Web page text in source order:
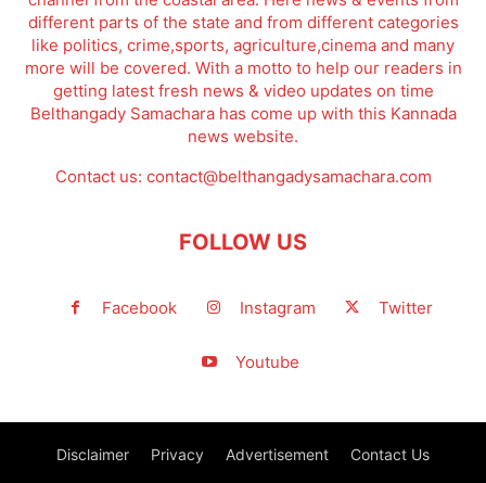
different parts of the state and from different categories
like politics, crime,sports, agriculture,cinema and many
more will be covered. With a motto to help our readers in
getting latest fresh news & video updates on time
Belthangady Samachara has come up with this Kannada
news website.
Contact us: contact@belthangadysamachara.com
FOLLOW US
Facebook Instagram Twitter
Youtube
Disclaimer Privacy Advertisement Contact Us